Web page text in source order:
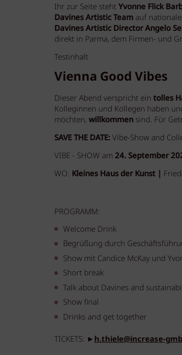
Ihr zur Seite stehtYvonne Flick
Davines Artistic Teamauf
Davines Artistic Director Angelo
direkt in Parma, dem Firmen- und
Testinhalt
Vienna Good Vibes
Dieser Abend verspricht ein tolles
Kolleginnen und Kollegen haben
möchten, willkommensind. Für
SAVE THE DATE:Vibe-Show and
VIBE - SHOW am 24. September
WO: Kleines Haus der Kunst |
PROGRAMM:
Welcome Drink
Begrüßung durch
Show mit Candice McKay und
Short break
Talk about Davines and
Show final
Drinks and get together
TICKETS: ►h.thiele@increase-